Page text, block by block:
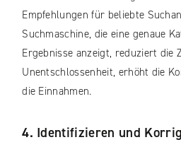
Empfehlungen für beliebte
Suchmaschine, die eine genaue
Ergebnisse anzeigt, reduziert die
Unentschlossenheit, erhöht die
die Einnahmen.
4. Identifizieren und